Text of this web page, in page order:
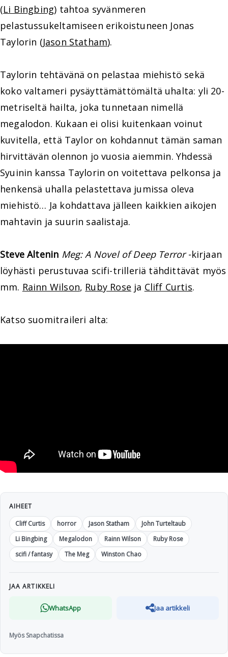
(Li Bingbing) tahtoa syvänmeren
pelastussukeltamiseen erikoistuneen Jonas
Taylorin (Jason Statham).
Taylorin tehtävänä on pelastaa miehistö sekä
koko valtameri pysäyttämättömältä uhalta: yli 20-
metriseltä hailta, joka tunnetaan nimellä
megalodon. Kukaan ei olisi kuitenkaan voinut
kuvitella, että Taylor on kohdannut tämän saman
hirvittävän olennon jo vuosia aiemmin. Yhdessä
Syuinin kanssa Taylorin on voitettava pelkonsa ja
henkensä uhalla pelastettava jumissa oleva
miehistö… Ja kohdattava jälleen kaikkien aikojen
mahtavin ja suurin saalistaja.
Steve Altenin Meg: A Novel of Deep Terror-kirjaan
löyhästi perustuvaa scifi-trilleriä tähdittävät myös
mm. Rainn Wilson, Ruby Rose ja Cliff Curtis.
Katso suomitraileri alta:
AIHEET
Cliff Curtis
horror Jason Statham
John Turteltaub
Li Bingbing
Megalodon Rainn Wilson
Ruby Rose
scifi / fantasy
The Meg Winston Chao
JAA ARTIKKELI
WhatsApp Jaa artikkeli
Myös Snapchatissa